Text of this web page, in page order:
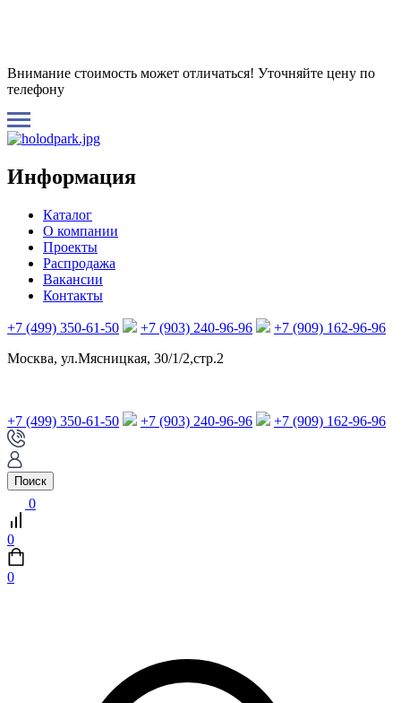
Внимание стоимость может отличаться! Уточняйте цену по
телефону
Информация
Каталог
О компании
Проекты
Распродажа
Вакансии
Контакты
+7 (499) 350-61-50 +7 (903) 240-96-96
+7 (909) 162-96-96
Москва, ул.Мясницкая, 30/1/2,стр.2
+7 (499) 350-61-50 +7 (903) 240-96-96 +7 (909) 162-96-96
Поиск
0
0
0